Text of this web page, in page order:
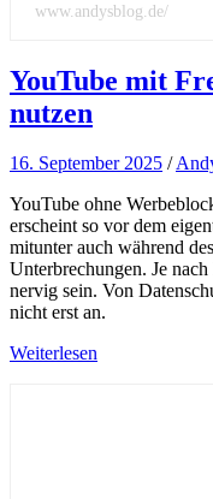
www.andysblog.de/
YouTube mit
nutzen
16. September 2025 /
YouTube ohne
erscheint so vor dem
mitunter auch während
Unterbrechungen. Je
nervig sein. Von
nicht erst an.
Weiterlesen